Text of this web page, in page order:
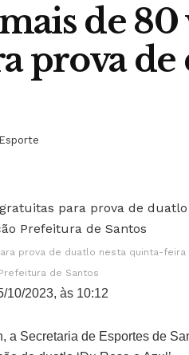
de 80
prova de
Esporte
prova de duatlo nesta quinta-feira
de Santos
10/2023, às 10:12
a Secretaria de Esportes de